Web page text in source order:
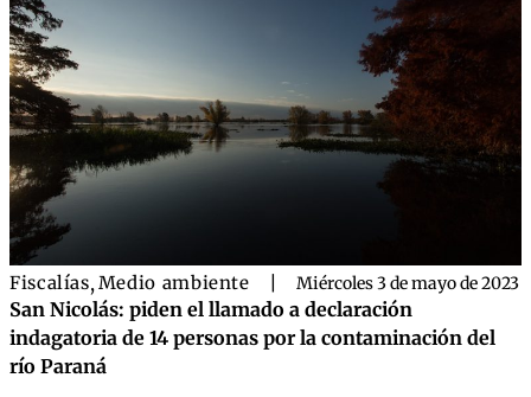
Fiscalías, Medio ambiente Miércoles 3 de mayo de 2023
San Nicolás: piden el llamado a declaración
indagatoria de 14 personas por la contaminación del
río Paraná